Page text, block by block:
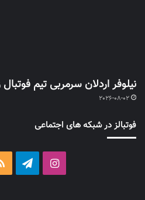
نیلوفر اردلان سرمربی تیم
2026-08-02
فوتبالز در شبکه های اجتماعی
اینستاگرام